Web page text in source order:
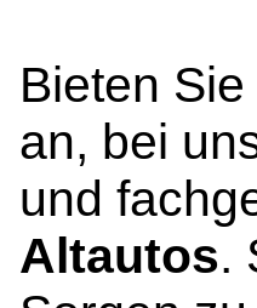
Bieten
an, bei
und
Altautos.